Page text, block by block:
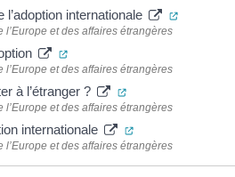
l’adoption internationale
l’Europe et des affaires étrangères
(ouverture dans un nouvel
l’Europe et des affaires étrangères
à l’étranger ? (ouverture dans un
l’Europe et des affaires étrangères
internationale (ouverture dans
l’Europe et des affaires étrangères